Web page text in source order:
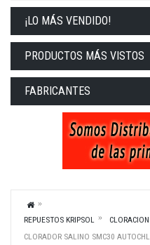
¡LO MÁS VENDIDO!
PRODUCTOS MÁS VISTOS
FABRICANTES
REPUESTOS KRIPSOL
CLORADOR SALINO SMC30